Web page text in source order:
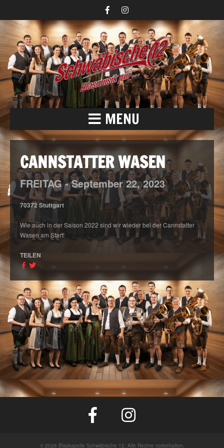
MENU
CANNSTATTER WASEN
FREITAG -September 22,2023
70372 Stuttgart
Wie auch in der Saison 2022 sind wir wieder bei der Cannstatter
Wasen am Start!
TEILEN
© 2026 Blaskapelle Schwäbische 12. Alle Rechte vorbehalten.